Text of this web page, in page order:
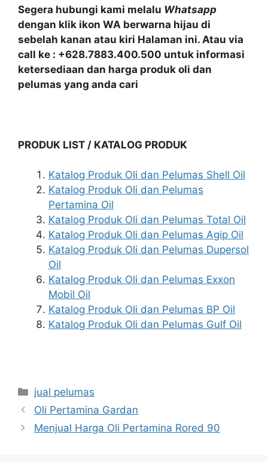
Segera hubungi kami melalu Whatsapp
dengan klik ikon WA berwarna hijau di
sebelah kanan atau kiri Halaman ini. Atau via
call ke : +628.7883.400.500 untuk informasi
ketersediaan dan harga produk oli dan
pelumas yang anda cari
PRODUK LIST / KATALOG PRODUK
Katalog Produk Oli dan Pelumas Shell Oil
Katalog Produk Oli dan Pelumas
Pertamina Oil
Katalog Produk Oli dan Pelumas Total Oil
Katalog Produk Oli dan Pelumas Agip Oil
Katalog Produk Oli dan Pelumas Dupersol
Oil
Katalog Produk Oli dan Pelumas Exxon
Mobil Oil
Katalog Produk Oli dan Pelumas BP Oil
Katalog Produk Oli dan Pelumas Gulf Oil
jual pelumas
Oli Pertamina Gardan
Menjual Harga Oli Pertamina Rored 90